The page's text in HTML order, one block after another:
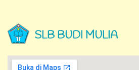
SLB BUDI MULIA